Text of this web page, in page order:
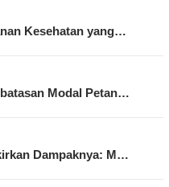
Kesehatan yang…
Modal Petan…
Dampaknya: M…